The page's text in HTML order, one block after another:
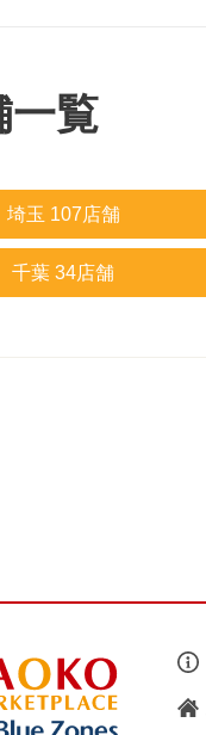
一覧
埼玉 107店舗
千葉 34店舗